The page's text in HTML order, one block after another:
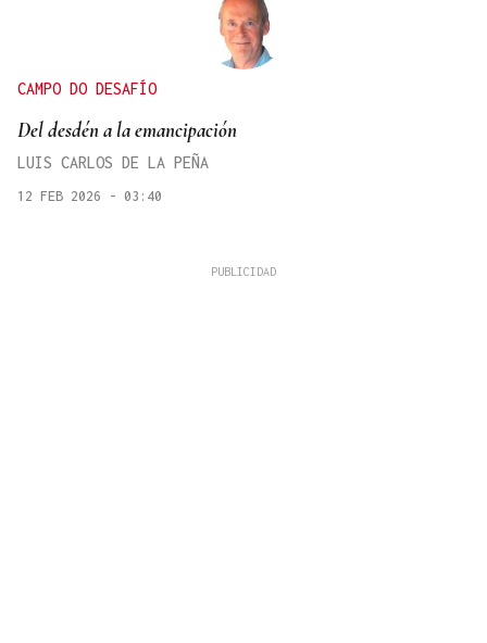
CAMPO DO DESAFÍO
Del desdén a la emancipación
LUIS CARLOS DE LA PEÑA
12 FEB 2026 - 03:40